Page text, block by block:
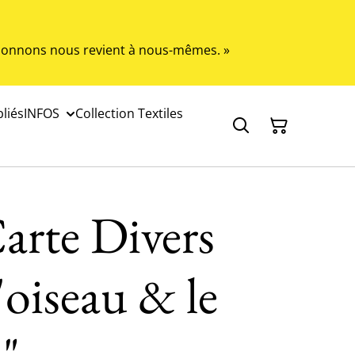
nous revient à nous-mêmes. »
INFOS
Collection Textiles
Divers
& le